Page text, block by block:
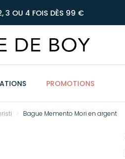
3 OU 4 FOIS DÈS 99 €
PROMOTIONS
Bague Memento Mori en argent